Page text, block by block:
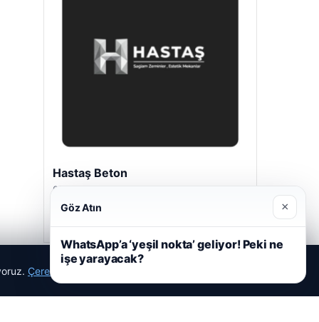
Hastaş Beton
05/26/2026
Çerez Politikamız
Göz Atın ×
WhatsApp’a ‘yeşil nokta’ geliyor! Peki ne
işe yarayacak?